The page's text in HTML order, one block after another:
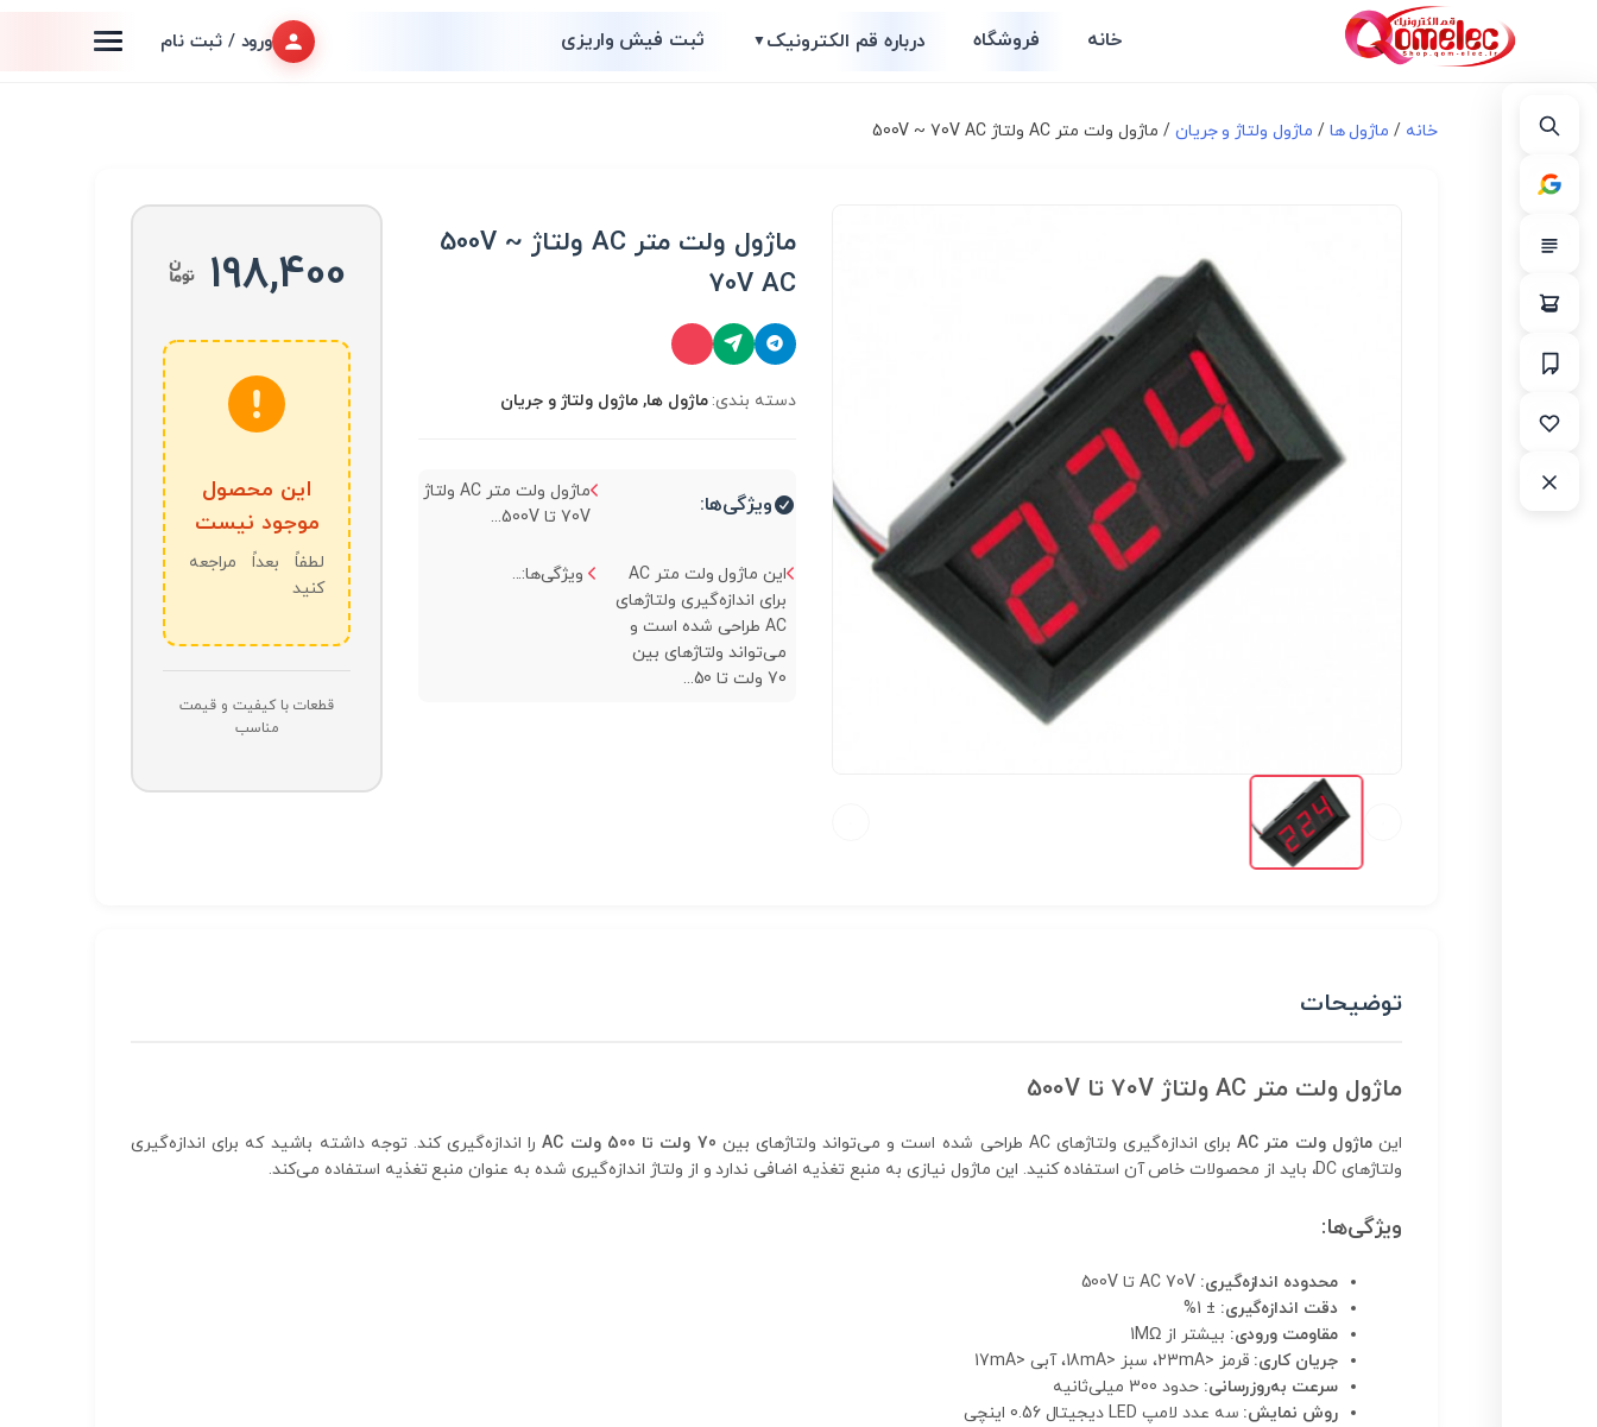
خانه فروشگاه درباره قم الکترونیک▼ ثبت فیش واریزی ورود / ثبت نام
خانه / ماژول ها / ماژول ولتاژ و جریان / ماژول ولت متر AC ولتاژ 500V ~ 70V AC
ماژول ولت متر AC ولتاژ 500V ~
70V AC
دسته بندی: ماژول ها, ماژول ولتاژ و جریان
ویژگی‌ها:
ماژول ولت متر AC ولتاژ
70V تا 500V...
این ماژول ولت متر AC
برای اندازه‌گیری ولتاژهای
AC طراحی شده است و
می‌تواند ولتاژهای بین
70 ولت تا 50...
ویژگی‌ها:...
198,400
این محصول
موجود نیست
لطفاً بعداً مراجعه
کنید
قطعات با کیفیت و قیمت
مناسب
توضیحات
ماژول ولت متر AC ولتاژ 70V تا 500V
اینماژول ولت متر AC برای اندازه‌گیری ولتاژهای AC طراحی شده است و می‌تواند ولتاژهای بین 70 ولت تا 500 ولت AC
را اندازه‌گیری کند. توجه داشته باشید که برای اندازه‌گیری
ولتاژهای DC، باید از محصولات خاص آن استفاده کنید. این ماژول نیازی به منبع تغذیه اضافی ندارد و از ولتاژ اندازه‌گیری شده به عنوان منبع تغذیه استفاده می‌کند.
ویژگی‌ها:
محدوده اندازه‌گیری: AC 70V تا 500V
دقت اندازه‌گیری: ± 1%
مقاومت ورودی: بیشتر از 1MΩ
جریان کاری: قرمز <23mA، سبز <18mA، آبی <17mA
سرعت به‌روزرسانی: حدود 300 میلی‌ثانیه
روش نمایش: سه عدد لامپ LED دیجیتال 0.56 اینچی